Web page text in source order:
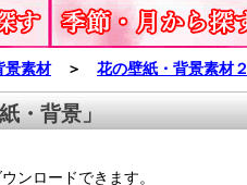
景素材＞ 花の壁紙・背景素材２
・背景」
ンロードできます。